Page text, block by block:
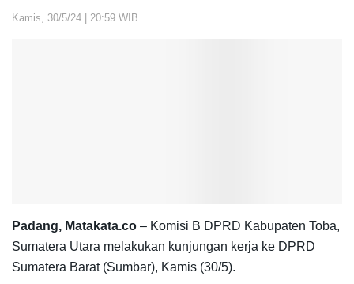
Kamis, 30/5/24 | 20:59 WIB
Padang, Matakata.co – Komisi B DPRD Kabupaten Toba,
Sumatera Utara melakukan kunjungan kerja ke DPRD
Sumatera Barat (Sumbar), Kamis (30/5).